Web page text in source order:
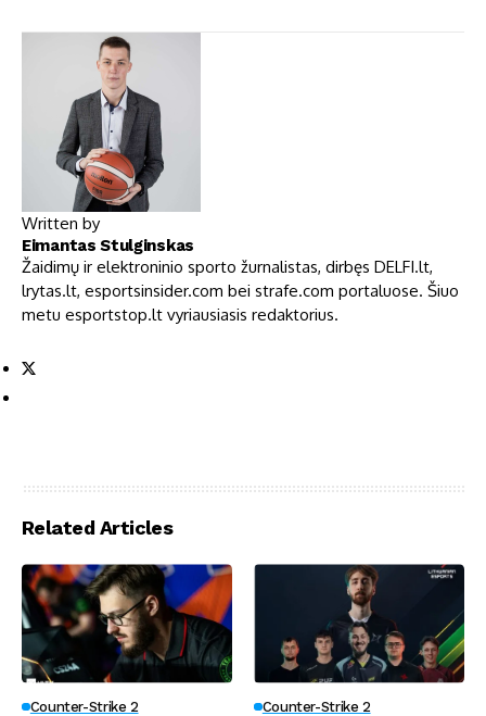
Written by
Eimantas Stulginskas
Žaidimų ir elektroninio sporto žurnalistas, dirbęs DELFI.lt,
lrytas.lt, esportsinsider.com bei strafe.com portaluose. Šiuo
metu esportstop.lt vyriausiasis redaktorius.
Related Articles
Counter-Strike 2 Counter-Strike 2